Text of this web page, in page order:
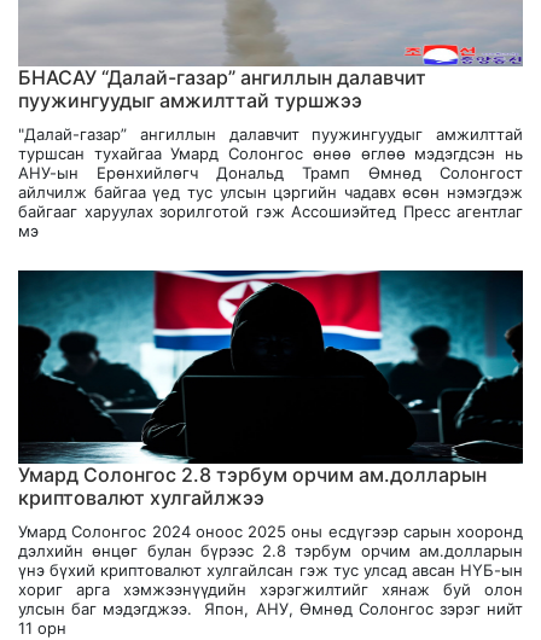
БНАСАУ “Далай-газар” ангиллын далавчит
пуужингуудыг амжилттай туршжээ
"Далай-газар” ангиллын далавчит пуужингуудыг амжилттай
туршсан тухайгаа Умард Солонгос өнөө өглөө мэдэгдсэн нь
АНУ-ын Ерөнхийлөгч Дональд Трамп Өмнөд Солонгост
айлчилж байгаа үед тус улсын цэргийн чадавх өсөн нэмэгдэж
байгааг харуулах зорилготой гэж Ассошиэйтед Пресс агентлаг
мэ
Умард Солонгос 2.8 тэрбум орчим ам.долларын
криптовалют хулгайлжээ
Умард Солонгос 2024 оноос 2025 оны есдүгээр сарын хооронд
дэлхийн өнцөг булан бүрээс 2.8 тэрбум орчим ам.долларын
үнэ бүхий криптовалют хулгайлсан гэж тус улсад авсан НҮБ-ын
хориг арга хэмжээнүүдийн хэрэгжилтийг хянаж буй олон
улсын баг мэдэгджээ. Япон, АНУ, Өмнөд Солонгос зэрэг нийт
11 орн